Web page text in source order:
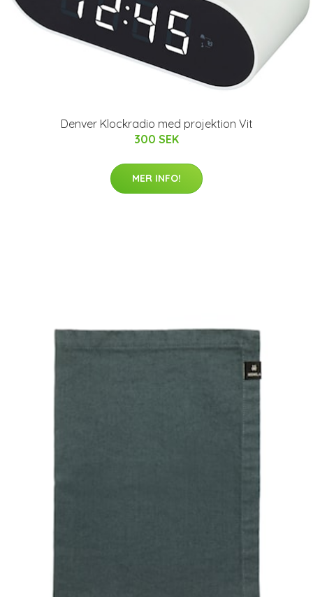
Denver Klockradio med projektion Vit
300 SEK
MER INFO!